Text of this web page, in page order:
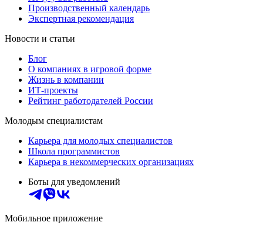
Производственный календарь
Экспертная рекомендация
Новости и статьи
Блог
О компаниях в игровой форме
Жизнь в компании
ИТ-проекты
Рейтинг работодателей России
Молодым специалистам
Карьера для молодых специалистов
Школа программистов
Карьера в некоммерческих организациях
Боты для уведомлений
Мобильное приложение